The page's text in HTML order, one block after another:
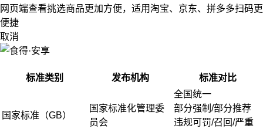
网页端查看挑选商品更加方便，适用淘宝、京东、拼多多扫码更
便捷
取消
标准类别 发布机构 标准对比
国家标准（GB）
国家标准化管理委
员会
全国统一
部分强制/部分推荐
违规可罚/召回/严重